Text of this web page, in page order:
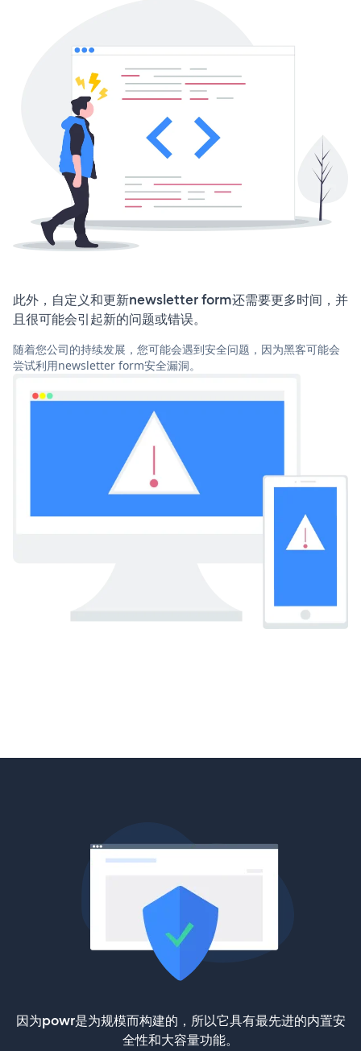
此外，自定义和更新newsletter form还需要更多时间，并
且很可能会引起新的问题或错误。
随着您公司的持续发展，您可能会遇到安全问题，因为黑客可能会
尝试利用newsletter form安全漏洞。
因为powr是为规模而构建的，所以它具有最先进的内置安
全性和大容量功能。